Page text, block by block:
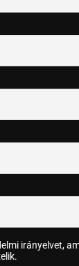
irányelvet,